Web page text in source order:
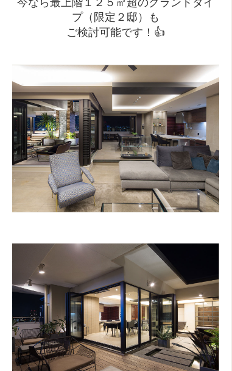
今なら最上階１２５㎡超のグランドタイ
プ（限定２邸）も
ご検討可能です！👍